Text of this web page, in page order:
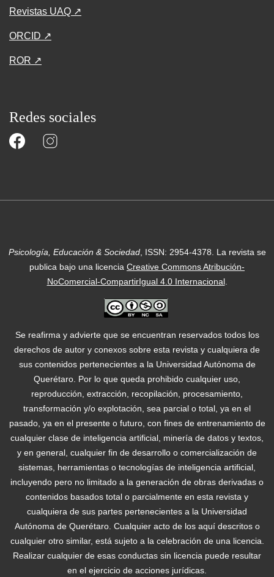
Revistas UAQ ↗
ORCID ↗
ROR ↗
Redes sociales
Psicología, Educación & Sociedad, ISSN: 2954-4378. La revista se
publica bajo una licencia Creative Commons Atribución-
NoComercial-CompartirIgual 4.0 Internacional.
Se reafirma y advierte que se encuentran reservados todos los
derechos de autor y conexos sobre esta revista y cualquiera de
sus contenidos pertenecientes a la Universidad Autónoma de
Querétaro. Por lo que queda prohibido cualquier uso,
reproducción, extracción, recopilación, procesamiento,
transformación y/o explotación, sea parcial o total, ya en el
pasado, ya en el presente o futuro, con fines de entrenamiento de
cualquier clase de inteligencia artificial, minería de datos y textos,
y en general, cualquier fin de desarrollo o comercialización de
sistemas, herramientas o tecnologías de inteligencia artificial,
incluyendo pero no limitado a la generación de obras derivadas o
contenidos basados total o parcialmente en esta revista y
cualquiera de sus partes pertenecientes a la Universidad
Autónoma de Querétaro. Cualquier acto de los aquí descritos o
cualquier otro similar, está sujeto a la celebración de una licencia.
Realizar cualquier de esas conductas sin licencia puede resultar
en el ejercicio de acciones jurídicas.